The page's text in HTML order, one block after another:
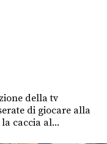
della tv
di giocare alla
caccia al...